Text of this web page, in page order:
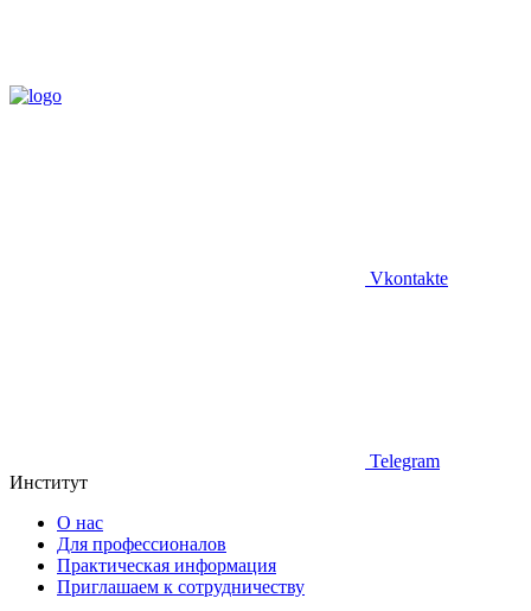
Vkontakte
Telegram
Институт
О нас
Для профессионалов
Практическая информация
Приглашаем к сотрудничеству